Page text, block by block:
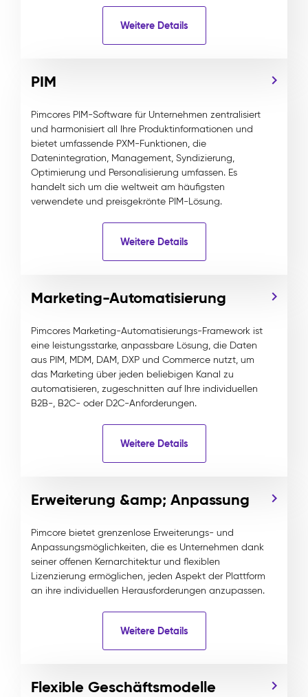
Weitere Details
PIM
Pimcores PIM-Software für Unternehmen zentralisiert
und harmonisiert all Ihre Produktinformationen und
bietet umfassende PXM-Funktionen, die
Datenintegration, Management, Syndizierung,
Optimierung und Personalisierung umfassen. Es
handelt sich um die weltweit am häufigsten
verwendete und preisgekrönte PIM-Lösung.
Weitere Details
Marketing-Automatisierung
Pimcores Marketing-Automatisierungs-Framework ist
eine leistungsstarke, anpassbare Lösung, die Daten
aus PIM, MDM, DAM, DXP und Commerce nutzt, um
das Marketing über jeden beliebigen Kanal zu
automatisieren, zugeschnitten auf Ihre individuellen
B2B-, B2C- oder D2C-Anforderungen.
Weitere Details
Erweiterung &amp; Anpassung
Pimcore bietet grenzenlose Erweiterungs- und
Anpassungsmöglichkeiten, die es Unternehmen dank
seiner offenen Kernarchitektur und flexiblen
Lizenzierung ermöglichen, jeden Aspekt der Plattform
an ihre individuellen Herausforderungen anzupassen.
Weitere Details
Flexible Geschäftsmodelle